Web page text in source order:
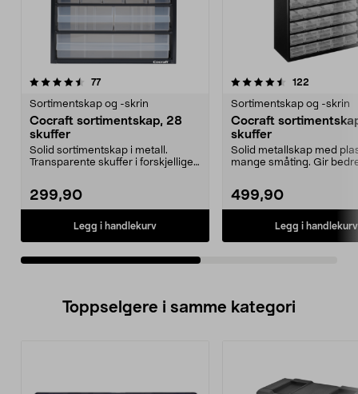
77anmeldelser
Sortimentskap og -skrin
Cocraft sortimentskap, 28
skuffer
Solid sortimentskap i metall.
Transparente skuffer i forskjellige
299,90
Legg i handlekurv
4.5av 5 stjerner 122
Sortimentskap og -skrin
Cocraft
skuffer
Solid metallskap med
mange småting. Gir
499,90
Legg i handlekurv
4.5av 5 stjerner
Toppselgere i samme kategori